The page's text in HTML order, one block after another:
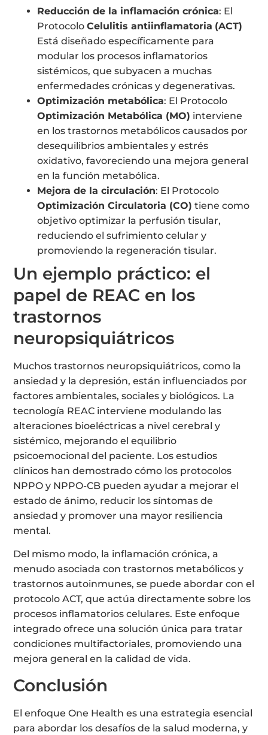
Reducción de la inflamación crónica: El
ProtocoloCelulitis antiinflamatoria (ACT)
Está diseñado específicamente para
modular los procesos inflamatorios
sistémicos, que subyacen a muchas
enfermedades crónicas y degenerativas.
Optimización metabólica: El Protocolo
Optimización Metabólica (MO) interviene
en los trastornos metabólicos causados por
desequilibrios ambientales y estrés
oxidativo, favoreciendo una mejora general
en la función metabólica.
Mejora de la circulación: El Protocolo
Optimización Circulatoria (CO) tiene como
objetivo optimizar la perfusión tisular,
reduciendo el sufrimiento celular y
promoviendo la regeneración tisular.
Un ejemplo práctico: el
papel de REAC en los
trastornos
neuropsiquiátricos
Muchos trastornos neuropsiquiátricos, como la
ansiedad y la depresión, están influenciados por
factores ambientales, sociales y biológicos. La
tecnología REAC interviene modulando las
alteraciones bioeléctricas a nivel cerebral y
sistémico, mejorando el equilibrio
psicoemocional del paciente. Los estudios
clínicos han demostrado cómo los protocolos
NPPO y NPPO-CB pueden ayudar a mejorar el
estado de ánimo, reducir los síntomas de
ansiedad y promover una mayor resiliencia
mental.
Del mismo modo, la inflamación crónica, a
menudo asociada con trastornos metabólicos y
trastornos autoinmunes, se puede abordar con el
protocolo ACT, que actúa directamente sobre los
procesos inflamatorios celulares. Este enfoque
integrado ofrece una solución única para tratar
condiciones multifactoriales, promoviendo una
mejora general en la calidad de vida.
Conclusión
El enfoque One Health es una estrategia esencial
para abordar los desafíos de la salud moderna, y